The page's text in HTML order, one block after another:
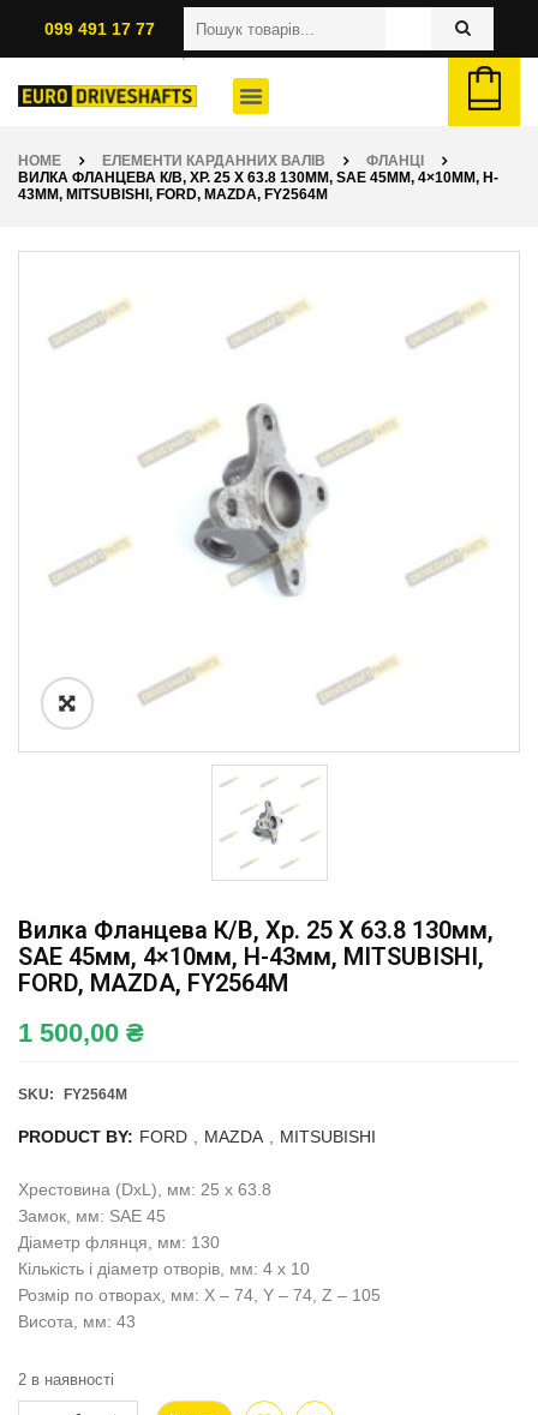
099 491 17 77
HOME ЕЛЕМЕНТИ КАРДАННИХ ВАЛІВ
ФЛАНЦІ
ВИЛКА ФЛАНЦЕВА К/В, ХР. 25 X 63.8 130ММ, SAE 45ММ, 4×10ММ, H-
43ММ, MITSUBISHI, FORD, MAZDA, FY2564M
Вилка Фланцева К/в, Хр. 25 X 63.8 130мм,
SAE 45мм, 4×10мм, H-43мм, MITSUBISHI,
FORD, MAZDA, FY2564M
1 500,00 ₴
SKU: FY2564M
PRODUCT BY: FORD MAZDA MITSUBISHI
Хрестовина (DxL), мм: 25 x 63.8
Замок, мм: SAE 45
Діаметр флянця, мм: 130
Кількість і діаметр отворів, мм: 4 x 10
Розмір по отворах, мм: X – 74, Y – 74, Z – 105
Висота, мм: 43
2 в наявності